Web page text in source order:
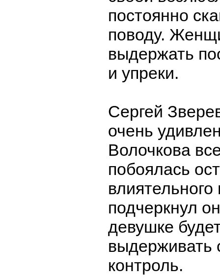
постоянно
поводу.
выдержать
и упреки.
Сергей
очень
Волочкова
побоялась
подчеркнул
девушке
выдерживать
контроль.